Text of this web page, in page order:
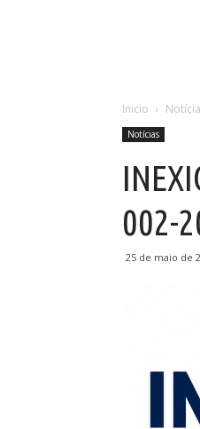
Inicio
Notícias
002-
25 de maio de